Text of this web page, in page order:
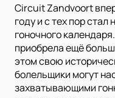
Circuit Zandvoort
году и с тех пор
гоночного
приобрела ещё
этом свою
болельщики могут
захватывающими